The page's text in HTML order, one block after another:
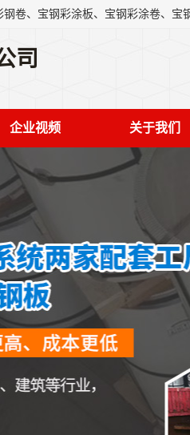
司
企业视频 关于我们